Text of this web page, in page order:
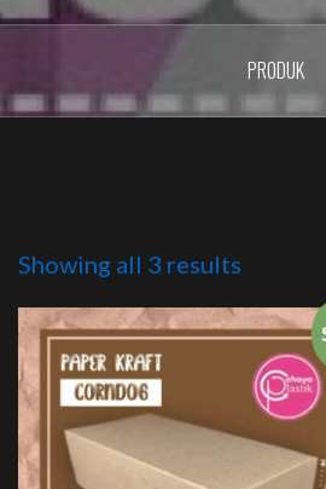
PRODUK
Showing all 3 results